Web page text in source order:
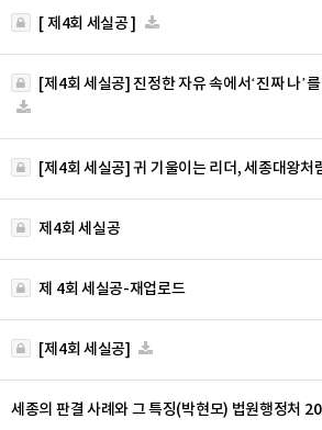
[ 제4회 세실공 ]
[제4회 세실공] 진정한 자유 속에서‘진짜 나’
[제4회 세실공] 귀 기울이는 리더, 세종대왕처
제4회 세실공
제 4회 세실공-재업로드
[제4회 세실공]
세종의 판결 사례와 그 특징(박현모) 법원행정처